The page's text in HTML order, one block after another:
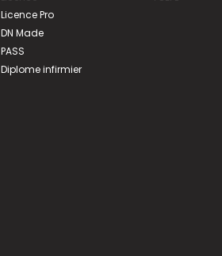
Licence Pro
DN Made
PASS
Diplome infirmier